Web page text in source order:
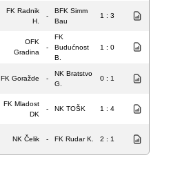
FK Radnik
H.
-
BFK Simm
Bau
1 : 3
OFK
Gradina
-
FK
Budućnost
B.
1 : 0
FK Goražde -
NK Bratstvo
G.
0 : 1
FK Mladost
DK
- NK TOŠK 1 : 4
NK Čelik - FK Rudar K. 2 : 1